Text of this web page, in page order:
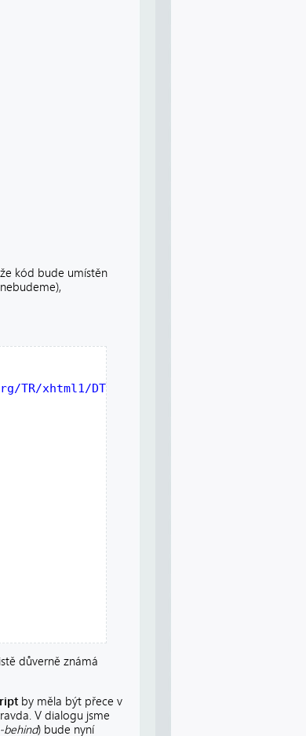
kód bude umístěn
TR/xhtml1/DTD/xhtml1-transitional.dtd">
důverně známá
by měla být přece v
V dialogu jsme
behind) bude nyní